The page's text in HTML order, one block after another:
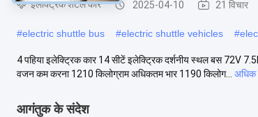
इलेक्ट्रिक शटल कार 2025-04-10 21 विचार
#electric shuttle bus #electric shuttle vehicles #
4 पहिया इलेक्ट्रिक कार 14 सीटें इलेक्ट्रिक दर्शनीय स्थल बस 72V
वजन कम करना 1210 किलोग्राम अधिकतम भार 1190 किलोग...
आगंतुक के संदेश